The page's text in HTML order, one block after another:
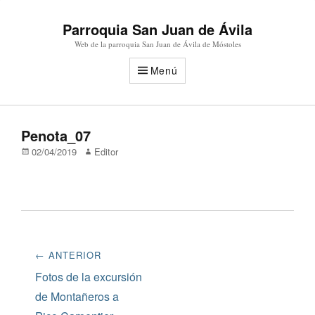
Parroquia San Juan de Ávila
Web de la parroquia San Juan de Ávila de Móstoles
Menú
Penota_07
Publicado
02/04/2019 AutorEditor
Navegación
de
entradas
← ANTERIOR
Entrada
anterior:
Fotos de la excursión
de Montañeros a